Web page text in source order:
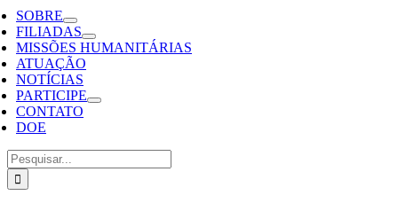
SOBRE
FILIADAS
MISSÕES HUMANITÁRIAS
ATUAÇÃO
NOTÍCIAS
PARTICIPE
CONTATO
DOE
Buscar
resultados
para: